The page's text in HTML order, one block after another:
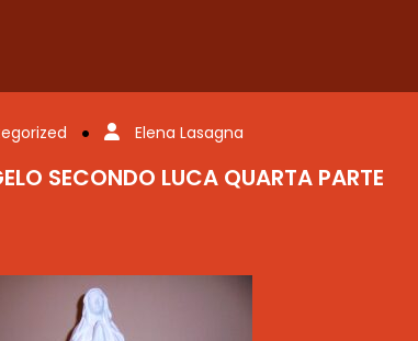
Elena Lasagna
SECONDO LUCA QUARTA PARTE